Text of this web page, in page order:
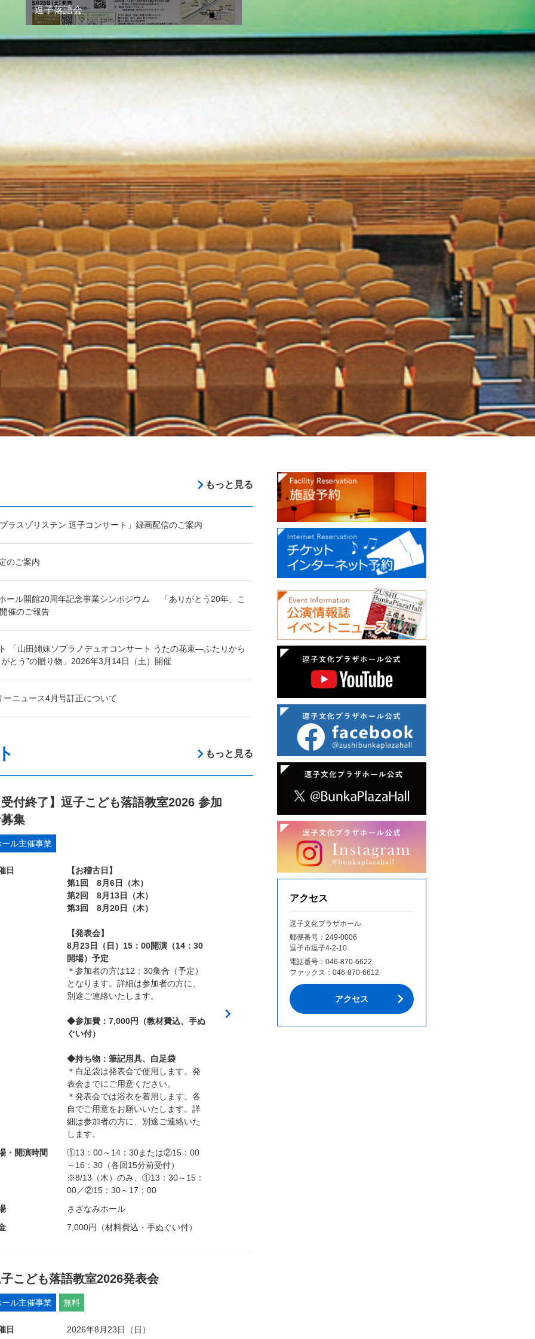
逗子落語会
もっと見る
ラスゾリステン 逗子コンサート」録画配信のご案内
のご案内
ール開館20周年記念事業シンポジウム 「ありがとう20年、こ
催のご報告
「山田姉妹ソプラノデュオコンサート うたの花束―ふたりから
とう”の贈り物」2026年3月14日（土）開催
ーニュース4月号訂正について
もっと見る
付終了】逗子こども落語教室2026 参加
集
ル主催事業
日
【お稽古日】
第1回 8月6日（木）
第2回 8月13日（木）
第3回 8月20日（木）
【発表会】
8月23日（日）15：00開演（14：30
開場）予定
＊参加者の方は12：30集合（予定）
となります。詳細は参加者の方に、
別途ご連絡いたします。
◆参加費：7,000円（教材費込、手ぬ
ぐい付）
◆持ち物：筆記用具、白足袋
＊白足袋は発表会で使用します。発
表会までにご用意ください。
＊発表会では浴衣を着用します。各
自でご用意をお願いいたします。詳
細は参加者の方に、別途ご連絡いた
します。
・開演時間
①13：00～14：30または②15：00
～16：30（各回15分前受付）
※8/13（木）のみ、①13：30～15：
00／②15：30～17：00
さざなみホール
7,000円（材料費込・手ぬぐい付）
こども落語教室2026発表会
ル主催事業 無料
日 2026年8月23日（日）
アクセス
逗子文化プラザホール
郵便番号：249‐0006
逗子市逗子4-2-10
電話番号： 046-870-6622
ファックス： 046-870-6612
アクセス